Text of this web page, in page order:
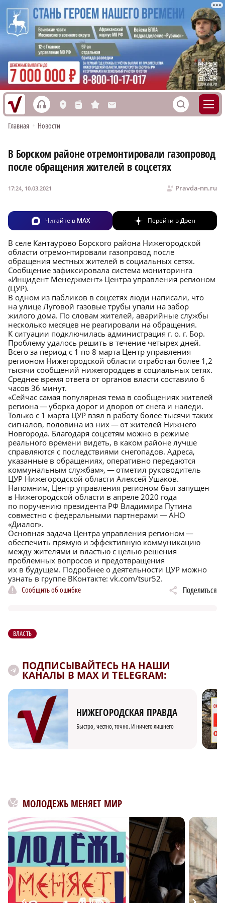
h L n s M S
Главная • Новости
В Борском районе отремонтировали газопровод
после обращения жителей в соцсетях
Pravda-nn.ru
17:24, 10.03.2021
Читайте в MAX Перейти вДзен
В селе Кантаурово Борского района Нижегородской
области отремонтировали газопровод после
обращения местных жителей в социальных сетях.
Сообщение зафиксировала система мониторинга
«Инцидент Менеджмент» Центра управления регионом
(ЦУР).
В одном из пабликов в соцсетях люди написали, что
на улице Луговой газовые трубы упали на забор
жилого дома. По словам жителей, аварийные службы
несколько месяцев не реагировали на обращения.
К ситуации подключилась администрация г. о. г. Бор.
Проблему удалось решить в течение четырех дней.
Всего за период с 1 по 8 марта Центр управления
регионом Нижегородской области отработал более 1,2
тысячи сообщений нижегородцев в социальных сетях.
Среднее время ответа от органов власти составило 6
часов 36 минут.
«Сейчас самая популярная тема в сообщениях жителей
региона — уборка дорог и дворов от снега и наледи.
Только с 1 марта ЦУР взял в работу более тысячи таких
сигналов, половина из них — от жителей Нижнего
Новгорода. Благодаря соцсетям можно в режиме
реального времени видеть, в каком районе лучше
справляются с последствиями снегопадов. Адреса,
указанные в обращениях, оперативно передаются
коммунальным службам», — отметил руководитель
ЦУР Нижегородской области Алексей Ушаков.
Напомним, Центр управления регионом был запущен
в Нижегородской области в апреле 2020 года
по поручению президента РФ Владимира Путина
совместно с федеральными партнерами — АНО
«Диалог».
Основная задача Центра управления регионом —
обеспечить прямую и эффективную коммуникацию
между жителями и властью с целью решения
проблемных вопросов и предотвращения
их в будущем. Подробнее о деятельности ЦУР можно
узнать в группе ВКонтакте: vk.com/tsur52.
Сообщить об ошибке
Поделиться
ВЛАСТЬ
ПОДПИСЫВАЙТЕСЬ НА НАШИ
КАНАЛЫ В MAX И TELEGRAM:
НИЖЕГОРОДСКАЯ ПРАВДА
Быстро, честно, точно. И ничего лишнего
МОЛОДЕЖЬ МЕНЯЕТ МИР